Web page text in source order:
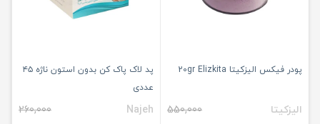
پودر فیکس الیزکیتا 20gr Elizkita
الیزکیتا 550,000
پد لاک پاک کن بدون استون ناژه ۴۵
عددی
Najeh
260,000